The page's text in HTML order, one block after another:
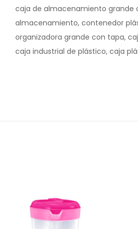
caja de almacenamiento grande
almacenamiento, contenedor
organizadora grande con tapa,
caja industrial de plástico, caja